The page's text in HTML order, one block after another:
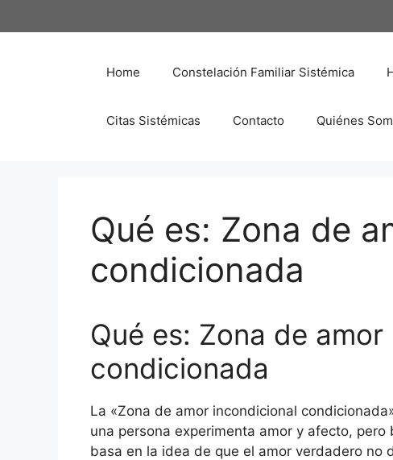
al
Home Constelación Familiar Sistémica
Citas Sistémicas Contacto Quiénes
Qué es: Zona de
condicionada
Qué es: Zona de
condicionada
La «Zona de amor incondicional
una persona experimenta amor y afecto,
basa en la idea de que el amor verdadero no